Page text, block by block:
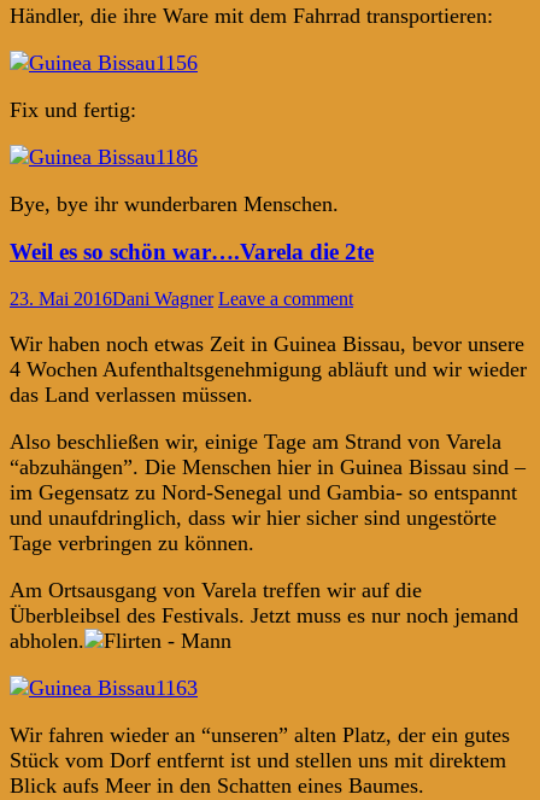
Händler, die ihre Ware mit dem Fahrrad transportieren:
Fix und fertig:
Bye, bye ihr wunderbaren Menschen.
Weil es so schön war….Varela die 2te
23. Mai 2016Dani Wagner Leave a comment
Wir haben noch etwas Zeit in Guinea Bissau, bevor unsere
4 Wochen Aufenthaltsgenehmigung abläuft und wir wieder
das Land verlassen müssen.
Also beschließen wir, einige Tage am Strand von Varela
“abzuhängen”. Die Menschen hier in Guinea Bissau sind –
im Gegensatz zu Nord-Senegal und Gambia- so entspannt
und unaufdringlich, dass wir hier sicher sind ungestörte
Tage verbringen zu können.
Am Ortsausgang von Varela treffen wir auf die
Überbleibsel des Festivals. Jetzt muss es nur noch jemand
abholen.
Wir fahren wieder an “unseren” alten Platz, der ein gutes
Stück vom Dorf entfernt ist und stellen uns mit direktem
Blick aufs Meer in den Schatten eines Baumes.